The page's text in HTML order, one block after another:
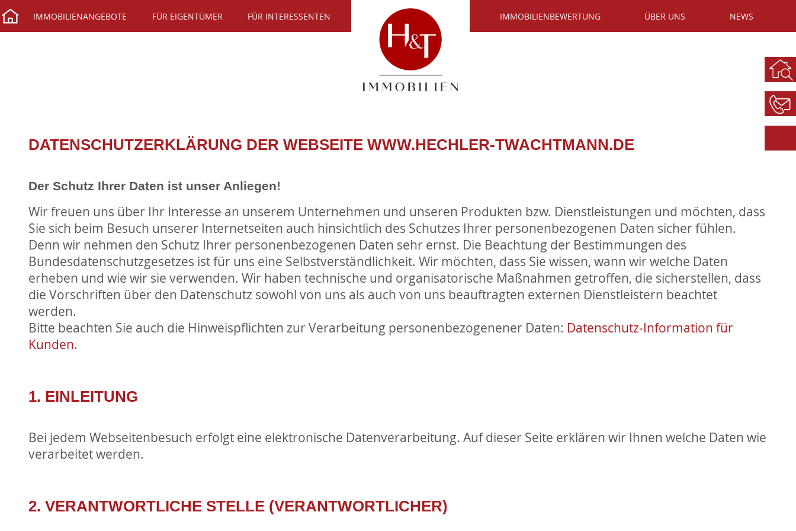
IMMOBILIENANGEBOTE FÜR EIGENTÜMER FÜR INTERESSENTEN IMMOBILIENBEWERTUNG ÜBER UNS NEWS
DATENSCHUTZERKLÄRUNG DER WEBSEITE WWW.HECHLER-TWACHTMANN.DE
Der Schutz Ihrer Daten ist unser Anliegen!
Wir freuen uns über Ihr Interesse an unserem Unternehmen und unseren Produkten bzw. Dienstleistungen und möchten, dass
Sie sich beim Besuch unserer Internetseiten auch hinsichtlich des Schutzes Ihrer personenbezogenen Daten sicher fühlen.
Denn wir nehmen den Schutz Ihrer personenbezogenen Daten sehr ernst. Die Beachtung der Bestimmungen des
Bundesdatenschutzgesetzes ist für uns eine Selbstverständlichkeit. Wir möchten, dass Sie wissen, wann wir welche Daten
erheben und wie wir sie verwenden. Wir haben technische und organisatorische Maßnahmen getroffen, die sicherstellen, dass
die Vorschriften über den Datenschutz sowohl von uns als auch von uns beauftragten externen Dienstleistern beachtet
werden.
Bitte beachten Sie auch die Hinweispflichten zur Verarbeitung personenbezogenener Daten: Datenschutz-Information für
Kunden.
1. EINLEITUNG
Bei jedem Webseitenbesuch erfolgt eine elektronische Datenverarbeitung. Auf dieser Seite erklären wir Ihnen welche Daten wie
verarbeitet werden.
2. VERANTWORTLICHE STELLE (VERANTWORTLICHER)